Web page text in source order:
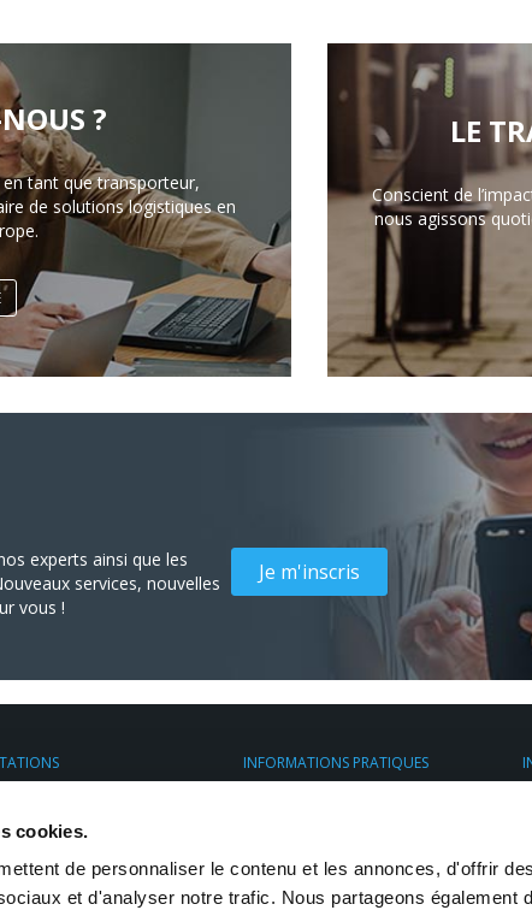
cookies.
de personnaliser le contenu et les annonces, d'offrir
et d'analyser notre trafic. Nous partageons également
?
tant que transporteur,
de solutions logistiques en
LE
Conscient de
nous agissons
experts ainsi que les
services, nouvelles
vous !
Je m'inscris
régulier
sur mesure
INFORMATIONS PRATIQUES